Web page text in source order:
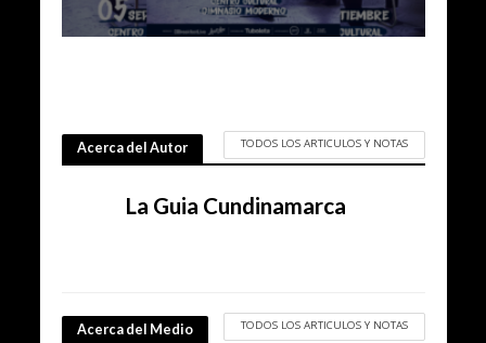
Acerca del Autor TODOS LOS ARTICULOS Y NOTAS
La Guia Cundinamarca
Acerca del Medio TODOS LOS ARTICULOS Y NOTAS